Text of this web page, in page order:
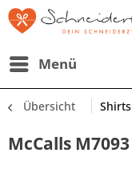
Menü
Übersicht
McCalls